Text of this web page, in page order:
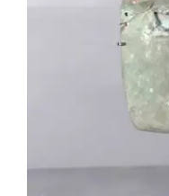
AMS011
Chimu-